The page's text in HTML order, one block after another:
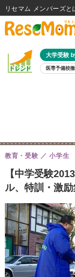
大学受験
医専予備校
【中学受験
ル、特訓・激
教育・受験 小学生
リセマム メンバーズ